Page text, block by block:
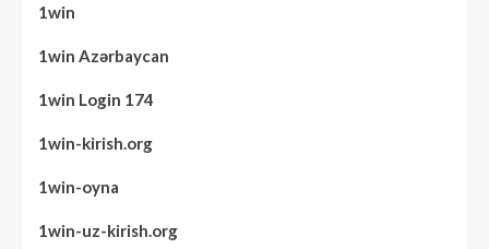
1win
1win Azərbaycan
1win Login 174
1win-kirish.org
1win-oyna
1win-uz-kirish.org